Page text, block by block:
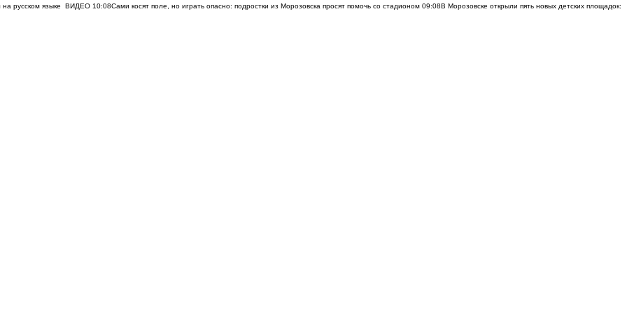
русском языке ВИДЕО 10:08Сами косят поле, но играть опасно: подростки из Морозовска просят помочь со стадионом 09:08В Морозовске открыли пять новых детских площадок: